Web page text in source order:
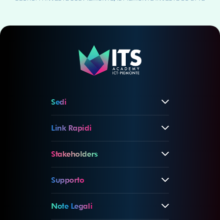
Sedi
Link Rapidi
Stakeholders
Supporto
Note Legali